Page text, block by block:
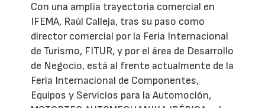
Con una amplia trayectoria comercial en
IFEMA, Raúl Calleja, tras su paso como
director comercial por la Feria Internacional
de Turismo, FITUR, y por el área de Desarrollo
de Negocio, está al frente actualmente de la
Feria Internacional de Componentes,
Equipos y Servicios para la Automoción,